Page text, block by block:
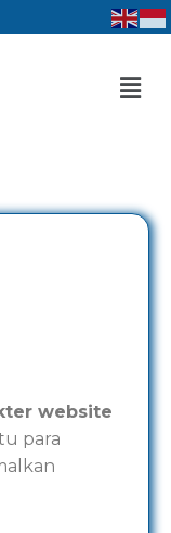
website
para